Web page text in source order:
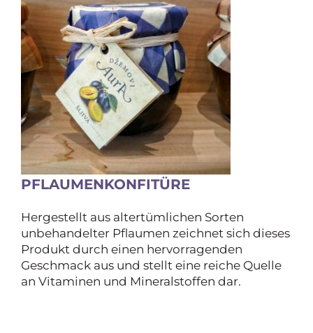
PFLAUMENKONFITÜRE
Hergestellt aus altertümlichen Sorten
unbehandelter Pflaumen zeichnet sich dieses
Produkt durch einen hervorragenden
Geschmack aus und stellt eine reiche Quelle
an Vitaminen und Mineralstoffen dar.